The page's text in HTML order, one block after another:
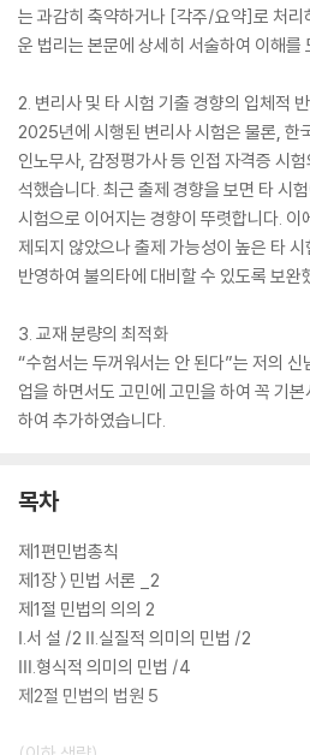
는 과감히 축약하거나 [각주/요약]로 처리
운 법리는 본문에 상세히 서술하여 이해를
2. 변리사 및 타 시험 기출 경향의 입체적
2025년에 시행된 변리사 시험은 물론, 한
인노무사, 감정평가사 등 인접 자격증 시
석했습니다. 최근 출제 경향을 보면 타 시
시험으로 이어지는 경향이 뚜렷합니다. 이
제되지 않았으나 출제 가능성이 높은 타
반영하여 불의타에 대비할 수 있도록 보완
3. 교재 분량의 최적화
“수험서는 두꺼워서는 안 된다”는 저의
업을 하면서도 고민에 고민을 하여 꼭 기
하여 추가하였습니다.
목차
제1편민법총칙
제1장 〉 민법 서론 _2
제1절 민법의 의의 2
Ⅰ.서 설 /2 Ⅱ.실질적 의미의 민법 /2
Ⅲ.형식적 의미의 민법 /4
제2절 민법의 법원 5